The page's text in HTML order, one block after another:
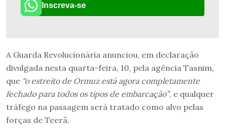
Inscreva-se
A Guarda Revolucionária anunciou, em declaração
divulgada nesta quarta-feira, 10, pela agência Tasnim,
que “o estreito de Ormuz está agora completamente
fechado para todos os tipos de embarcação”, e qualquer
tráfego na passagem será tratado como alvo pelas
forças de Teerã.